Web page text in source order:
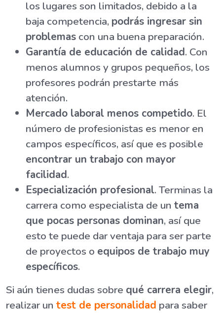
los lugares son limitados, debido a la
baja competencia, podrás ingresar sin
problemas con una buena preparación.
Garantía de educación de calidad. Con
menos alumnos y grupos pequeños, los
profesores podrán prestarte más
atención.
Mercado laboral menos competido. El
número de profesionistas es menor en
campos específicos, así que es posible
encontrar un trabajo con mayor
facilidad.
Especialización profesional. Terminas la
carrera como especialista de un tema
que pocas personas dominan, así que
esto te puede dar ventaja para ser parte
de proyectos o equipos de trabajo muy
específicos.
Si aún tienes dudas sobre qué carrera elegir,
realizar un test de personalidad para saber